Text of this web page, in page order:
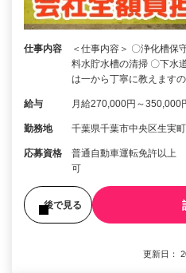
仕事内容
＜仕事内容＞ 〇浄化槽保
料水貯水槽の清掃 〇下水
は一から丁寧に教えます
給与 月給270,000円～350,000
勤務地 千葉県千葉市中央区生
応募資格
普通自動車運転免許以上
可
後で見る
更新日：